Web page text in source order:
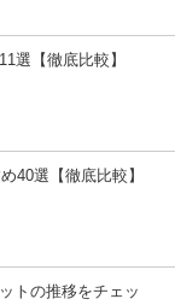
選【徹底比較】
40選【徹底比較】
トの推移をチェッ